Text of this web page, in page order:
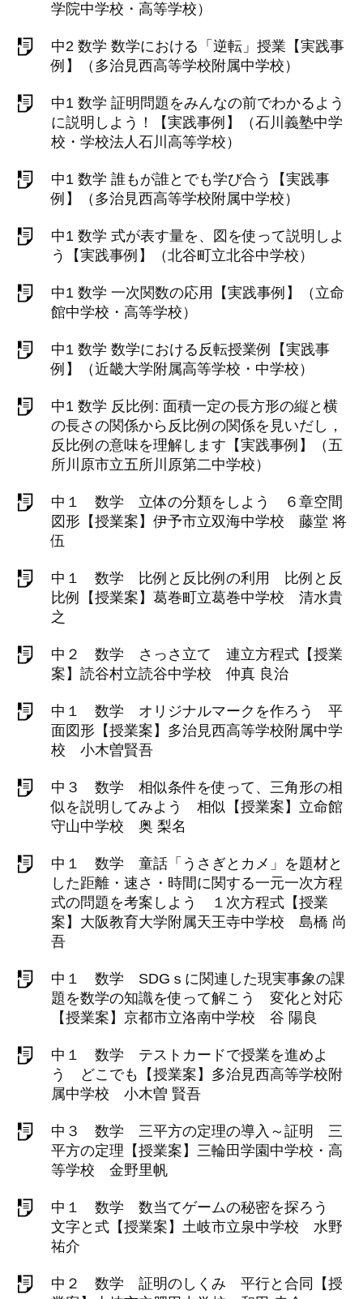
学院中学校・高等学校）
中2 数学 数学における「逆転」授業【実践事
例】（多治見西高等学校附属中学校）
中1 数学 証明問題をみんなの前でわかるよう
に説明しよう！【実践事例】（石川義塾中学
校・学校法人石川高等学校）
中1 数学 誰もが誰とでも学び合う【実践事
例】（多治見西高等学校附属中学校）
中1 数学 式が表す量を、図を使って説明しよ
う【実践事例】（北谷町立北谷中学校）
中1 数学 一次関数の応用【実践事例】（立命
館中学校・高等学校）
中1 数学 数学における反転授業例【実践事
例】（近畿大学附属高等学校・中学校）
中1 数学 反比例: 面積一定の長方形の縦と横
の長さの関係から反比例の関係を見いだし，
反比例の意味を理解します【実践事例】（五
所川原市立五所川原第二中学校）
中１ 数学 立体の分類をしよう ６章空間
図形【授業案】伊予市立双海中学校 藤堂 将
伍
中１ 数学 比例と反比例の利用 比例と反
比例【授業案】葛巻町立葛巻中学校 清水貴
之
中２ 数学 さっさ立て 連立方程式【授業
案】読谷村立読谷中学校 仲真 良治
中１ 数学 オリジナルマークを作ろう 平
面図形【授業案】多治見西高等学校附属中学
校 小木曽賢吾
中３ 数学 相似条件を使って、三角形の相
似を説明してみよう 相似【授業案】立命館
守山中学校 奥 梨名
中１ 数学 童話「うさぎとカメ」を題材と
した距離・速さ・時間に関する一元一次方程
式の問題を考案しよう １次方程式【授業
案】大阪教育大学附属天王寺中学校 島橋 尚
吾
中１ 数学 SDGｓに関連した現実事象の課
題を数学の知識を使って解こう 変化と対応
【授業案】京都市立洛南中学校 谷 陽良
中１ 数学 テストカードで授業を進めよ
う どこでも【授業案】多治見西高等学校附
属中学校 小木曽 賢吾
中３ 数学 三平方の定理の導入～証明 三
平方の定理【授業案】三輪田学園中学校・高
等学校 金野里帆
中１ 数学 数当てゲームの秘密を探ろう
文字と式【授業案】土岐市立泉中学校 水野
祐介
中２ 数学 証明のしくみ 平行と合同【授